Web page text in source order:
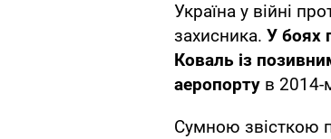
Україна у війні
захисника. У боях
Коваль із
аеропорту в 2014-
Сумною звісткою